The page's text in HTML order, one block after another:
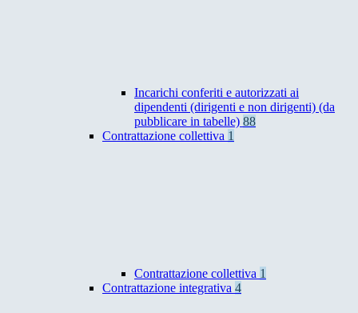
Incarichi conferiti e autorizzati ai
dipendenti (dirigenti e non dirigenti) (da
pubblicare in tabelle) 88
Contrattazione collettiva 1
Contrattazione collettiva 1
Contrattazione integrativa 4